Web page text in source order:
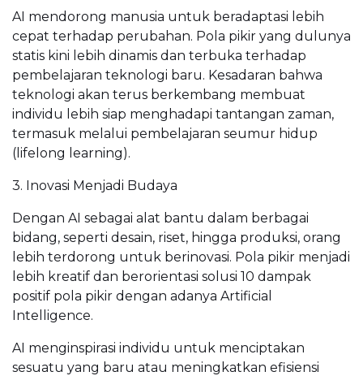
AI mendorong manusia untuk beradaptasi lebih
cepat terhadap perubahan. Pola pikir yang dulunya
statis kini lebih dinamis dan terbuka terhadap
pembelajaran teknologi baru. Kesadaran bahwa
teknologi akan terus berkembang membuat
individu lebih siap menghadapi tantangan zaman,
termasuk melalui pembelajaran seumur hidup
(lifelong learning).
3. Inovasi Menjadi Budaya
Dengan AI sebagai alat bantu dalam berbagai
bidang, seperti desain, riset, hingga produksi, orang
lebih terdorong untuk berinovasi. Pola pikir menjadi
lebih kreatif dan berorientasi solusi 10 dampak
positif pola pikir dengan adanya Artificial
Intelligence.
AI menginspirasi individu untuk menciptakan
sesuatu yang baru atau meningkatkan efisiensi